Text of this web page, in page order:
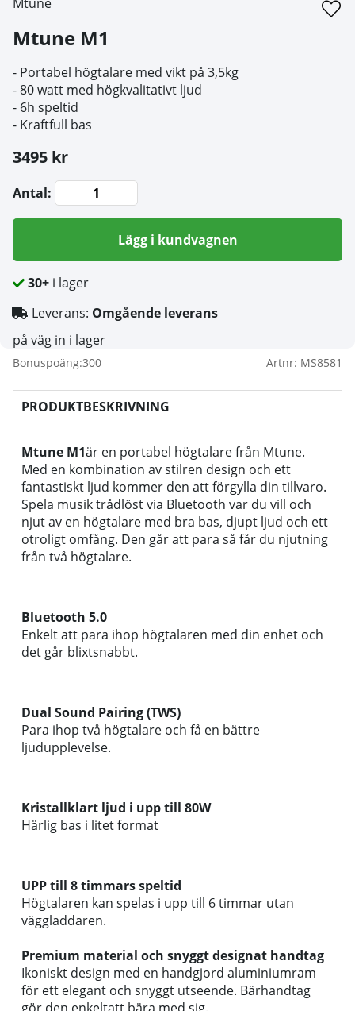
Mtune M1
- Portabel högtalare med vikt på 3,5kg
- 80 watt med högkvalitativt ljud
- 6h speltid
- Kraftfull bas
3495 kr
Antal:
Lägg i kundvagnen
30+ i lager
Leverans: Omgående leverans
på väg in i lager
Bonuspoäng:300 Artnr: MS8581
PRODUKTBESKRIVNING
Mtune M1är en portabel högtalare från Mtune.
Med en kombination av stilren design och ett
fantastiskt ljud kommer den att förgylla din tillvaro.
Spela musik trådlöst via Bluetooth var du vill och
njut av en högtalare med bra bas, djupt ljud och ett
otroligt omfång. Den går att para så får du njutning
från två högtalare.
Bluetooth 5.0
Enkelt att para ihop högtalaren med din enhet och
det går blixtsnabbt.
Dual Sound Pairing (TWS)
Para ihop två högtalare och få en bättre
ljudupplevelse.
Kristallklart ljud i upp till 80W
Härlig bas i litet format
UPP till 8 timmars speltid
Högtalaren kan spelas i upp till 6 timmar utan
väggladdaren.
Premium material och snyggt designat handtag
Ikoniskt design med en handgjord aluminiumram
för ett elegant och snyggt utseende. Bärhandtag